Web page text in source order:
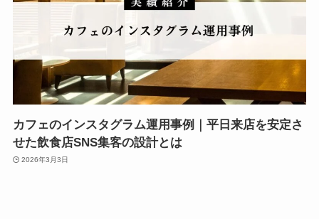
カフェのインスタグラム運用事例｜平日来店を安定さ
せた飲食店SNS集客の設計とは
2026年3月3日